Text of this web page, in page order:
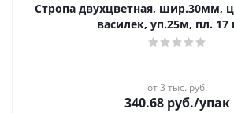
Стропа двухцветная, шир.30мм,
василек, уп.25м, пл. 17
от 3 тыс. руб.
340.68 руб./упак